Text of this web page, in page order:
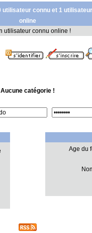
connu et 1
online
utilisateur connu online !
Aucune catégorie !
Age du